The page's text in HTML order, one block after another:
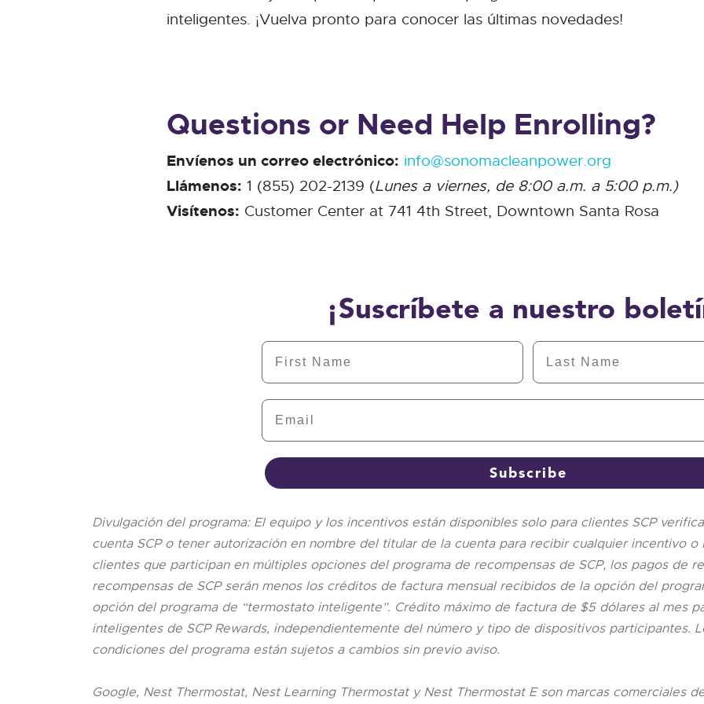
inteligentes. ¡Vuelva pronto para conocer las últimas novedades!
Questions or Need Help Enrolling?
Envíenos un correo electrónico: info@sonomacleanpower.org
Llámenos: 1 (855) 202-2139 (Lunes a viernes, de 8:00 a.m. a 5:00 p.m.)
Visítenos: Customer Center at 741 4th Street, Downtown Santa Rosa
¡Suscríbete a nuestro
First Name Last Name
Email
Subscribe
Divulgación del programa: El equipo y los incentivos están disponibles solo para clientes SCP
cuenta SCP o tener autorización en nombre del titular de la cuenta para recibir cualquier incentivo
clientes que participan en múltiples opciones del programa de recompensas de SCP, los pagos de
recompensas de SCP serán menos los créditos de factura mensual recibidos de la opción del
opción del programa de “termostato inteligente”. Crédito máximo de factura de $5 dólares al mes
inteligentes de SCP Rewards, independientemente del número y tipo de dispositivos participantes.
condiciones del programa están sujetos a cambios sin previo aviso.
Google, Nest Thermostat, Nest Learning Thermostat y Nest Thermostat E son marcas comerciales